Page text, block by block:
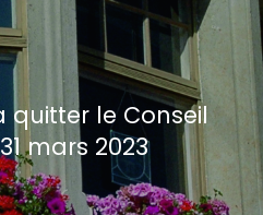
quitter le Conseil
mars 2023